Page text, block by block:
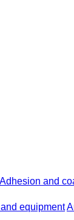
Adhesion and
equipment